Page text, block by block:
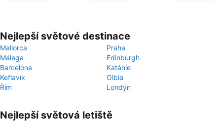
Nejlepší světové destinace
Mallorca
Praha
Málaga
Edinburgh
Barcelona
Katánie
Keflavík
Olbia
Řím
Londýn
Nejlepší světová letiště